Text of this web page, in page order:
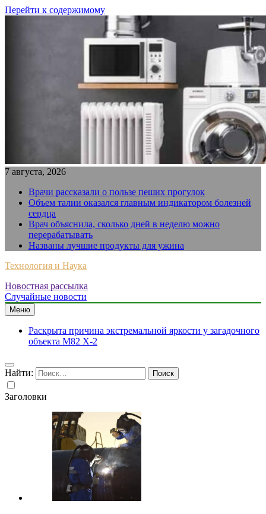
Перейти к содержимому
7 августа, 2026
Врачи рассказали о пользе пеших прогулок
Объем талии оказался главным индикатором болезней
сердца
Врач объяснила, сколько дней в неделю можно
перерабатывать
Названы лучшие продукты для ужина
Технология и Наука
Новостная рассылка
Случайные новости
Меню
Раскрыта причина экстремальной яркости у загадочного
объекта M82 X-2
Найти:
Заголовки